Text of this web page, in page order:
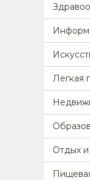
Легкая
Отдых и